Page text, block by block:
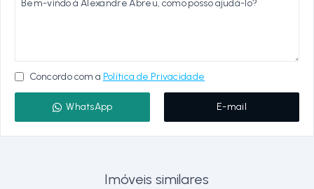
Concordo com a Política de Privacidade
WhatsApp E-mail
Imóveis similares